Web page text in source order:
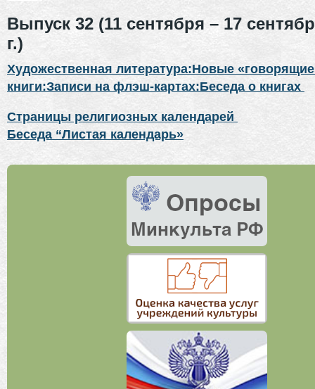
Выпуск 32 (11 сентября – 17
г.)
Художественная литература:Новые
книги:Записи на флэш-картах:Беседа о книгах
Страницы религиозных календарей
Беседа “Листая календарь»